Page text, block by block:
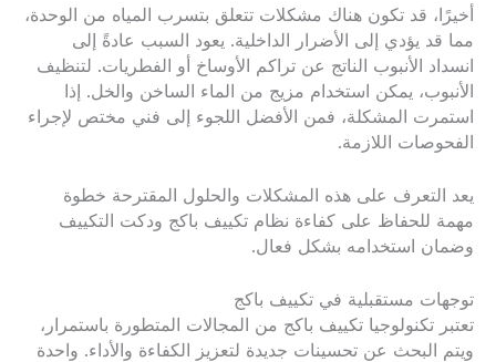
أخيرًا، قد تكون هناك مشكلات تتعلق بتسرب المياه من الوحدة،
مما قد يؤدي إلى الأضرار الداخلية. يعود السبب عادةً إلى
انسداد الأنبوب الناتج عن تراكم الأوساخ أو الفطريات. لتنظيف
الأنبوب، يمكن استخدام مزيج من الماء الساخن والخل. إذا
استمرت المشكلة، فمن الأفضل اللجوء إلى فني مختص لإجراء
الفحوصات اللازمة.
يعد التعرف على هذه المشكلات والحلول المقترحة خطوة
مهمة للحفاظ على كفاءة نظام تكييف باكج ودكت التكييف
وضمان استخدامه بشكل فعال.
توجهات مستقبلية في تكييف باكج
تعتبر تكنولوجيا تكييف باكج من المجالات المتطورة باستمرار،
ويتم البحث عن تحسينات جديدة لتعزيز الكفاءة والأداء. واحدة